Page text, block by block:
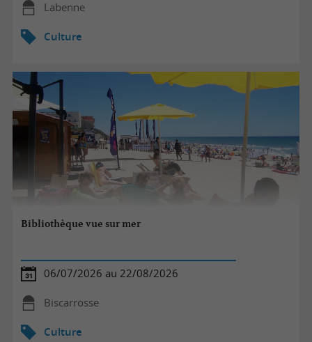
Labenne
Culture
Bibliothèque vue sur mer
06/07/2026 au 22/08/2026
Biscarrosse
Culture